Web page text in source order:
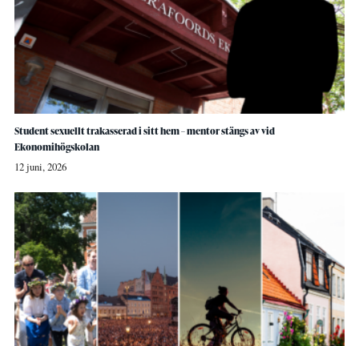
Student sexuellt trakasserad i sitt hem – mentor stängs av vid
Ekonomihögskolan
12 juni, 2026